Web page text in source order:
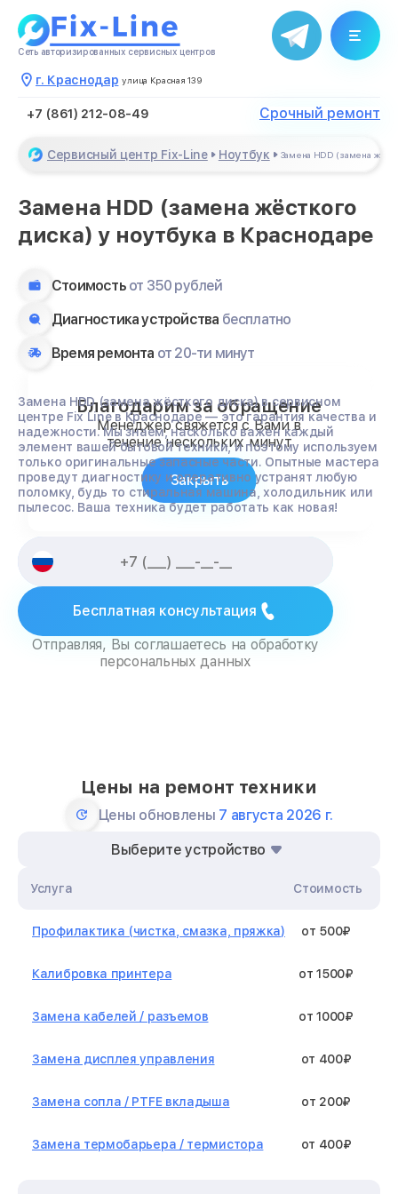
Сеть авторизированных сервисных центров
г. Краснодар улица Красная 139
+7 (861) 212-08-49 Срочный ремонт
Сервисный центр Fix-Line Ноутбук Замена HDD (замена
Замена HDD (замена жёсткого
диска) у ноутбука в Краснодаре
Стоимость от 350 рублей
Диагностика устройства бесплатно
Время ремонта от 20-ти минут
Замена HDD (замена жёсткого диска) в сервисном
центре Fix Line в Краснодаре — это гарантия качества и
надежности. Мы знаем, насколько важен каждый
элемент вашей бытовой техники, и поэтому используем
только оригинальные запасные части. Опытные мастера
проведут диагностику и оперативно устранят любую
поломку, будь то стиральная машина, холодильник или
пылесос. Ваша техника будет работать как новая!
Бесплатная консультация
Отправляя, Вы соглашаетесь на обработку
персональных данных
Цены на ремонт техники
Цены обновлены 7 августа 2026 г.
Выберите устройство
Услуга Стоимость
Профилактика (чистка, смазка, пряжка) от 500₽
Калибровка принтера от 1500₽
Замена кабелей / разъемов от 1000₽
Замена дисплея управления от 400₽
Замена сопла / PTFE вкладыша от 200₽
Замена термобарьера / термистора от 400₽
Благодарим за обращение
Менеджер свяжется с Вами в
течение нескольких минут
Закрыть